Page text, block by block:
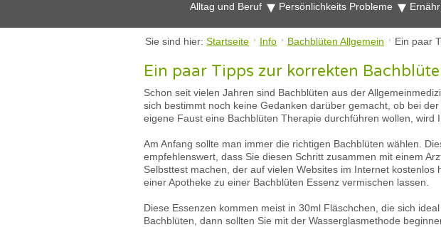
Alltag und Beruf Persönlichkeits Probleme
Sie sind hier: Startseite Info Bachblüten Allgemein Ein paar
Ein paar Tipps zur korrekten
Schon seit vielen Jahren sind Bachblüten aus der
sich bestimmt noch keine Gedanken darüber gemacht, ob bei
eigene Faust eine Bachblüten Therapie durchführen wollen, wird
Am Anfang sollte man immer die richtigen Bachblüten wählen.
empfehlenswert, dass Sie diesen Schritt zusammen mit einem
Selbsttest machen, der auf vielen Websites im Internet
einer Apotheke zu einer Bachblüten Essenz vermischen lassen.
Diese Essenzen kommen meist in 30ml Fläschchen, die sich
Bachblüten, dann sollten Sie mit der Wasserglasmethode